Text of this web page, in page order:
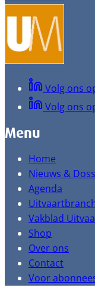
Volg ons
Volg ons
Menu
Home
Nieuws &
Agenda
Vakblad
Shop
Over ons
Contact
Voor